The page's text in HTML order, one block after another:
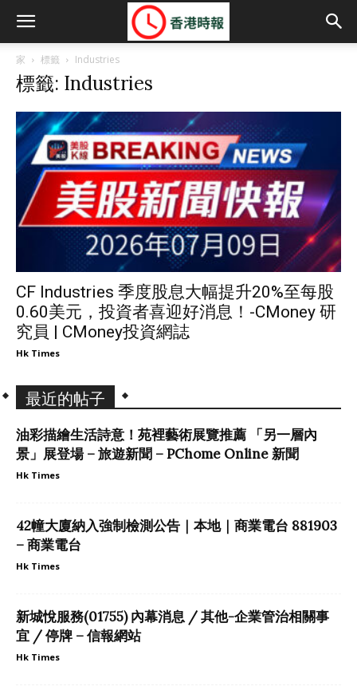
家 標籤 Industries
標籤: Industries
CF Industries 季度股息大幅提升20%至每股
0.60美元，投資者喜迎好消息！-CMoney 研
究員 | CMoney投資網誌
Hk Times
最近的帖子
油彩描繪生活詩意！苑裡藝術展覽推薦 「另一層內
景」展登場 – 旅遊新聞 – PChome Online 新聞
Hk Times
42幢大廈納入強制檢測公告｜本地｜商業電台 881903
– 商業電台
Hk Times
新城悅服務(01755) 內幕消息 / 其他-企業管治相關事
宜 / 停牌 – 信報網站
Hk Times